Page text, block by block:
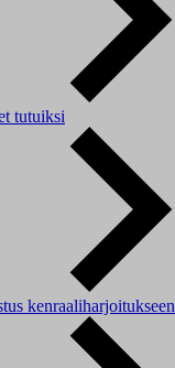
tutuiksi
kenraaliharjoitukseen